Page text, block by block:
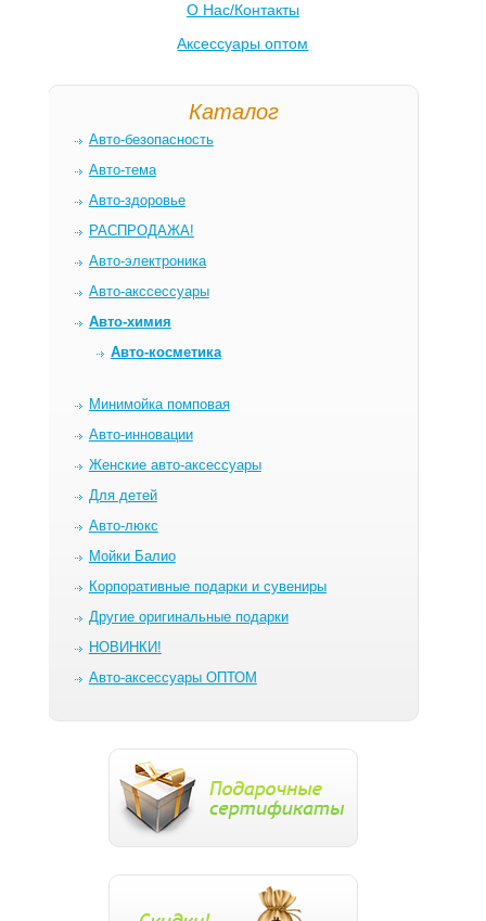
О Нас/Контакты
Аксессуары оптом
Каталог
Авто-безопасность
Авто-тема
Авто-здоровье
РАСПРОДАЖА!
Авто-электроника
Авто-акссессуары
Авто-химия
Авто-косметика
Минимойка помповая
Авто-инновации
Женские авто-аксессуары
Для детей
Авто-люкс
Мойки Балио
Корпоративные подарки и сувениры
Другие оригинальные подарки
НОВИНКИ!
Авто-аксессуары ОПТОМ